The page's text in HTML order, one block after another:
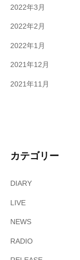
2022年3月
2022年2月
2022年1月
2021年12月
2021年11月
カテゴリー
DIARY
LIVE
NEWS
RADIO